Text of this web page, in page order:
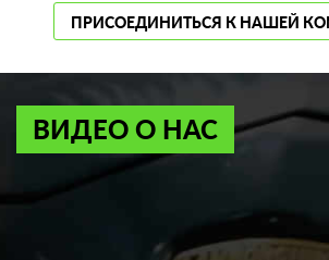
ПРИСОЕДИНИТЬСЯ К НАШЕЙ
ВИДЕО О НАС